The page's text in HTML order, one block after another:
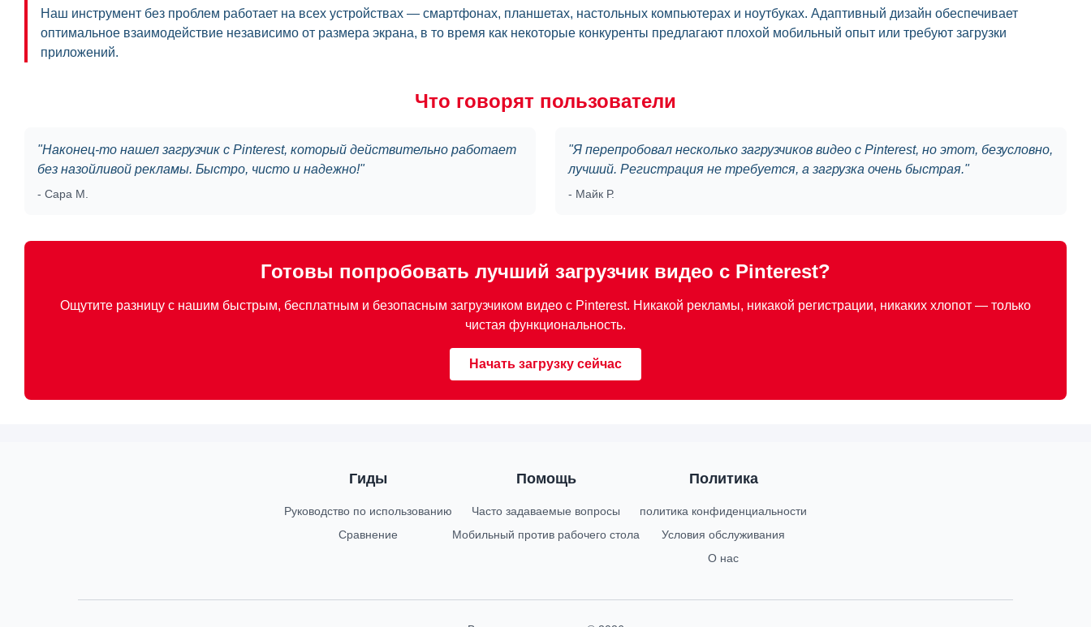
Наш инструмент без проблем работает на всех устройствах — смартфонах, планшетах, настольных компьютерах и ноутбуках. Адаптивный дизайн обеспечивает
оптимальное взаимодействие независимо от размера экрана, в то время как некоторые конкуренты предлагают плохой мобильный опыт или требуют загрузки
приложений.
Что говорят пользователи
"Наконец-то нашел загрузчик с Pinterest, который действительно работает
без назойливой рекламы. Быстро, чисто и надежно!"
- Сара М.
"Я перепробовал несколько загрузчиков видео с Pinterest, но этот, безусловно,
лучший. Регистрация не требуется, а загрузка очень быстрая."
- Майк Р.
Готовы попробовать лучший загрузчик видео с Pinterest?
Ощутите разницу с нашим быстрым, бесплатным и безопасным загрузчиком видео с Pinterest. Никакой рекламы, никакой регистрации, никаких хлопот — только
чистая функциональность.
Начать загрузку сейчас
Гиды
Руководство по использованию
Сравнение
Помощь
Часто задаваемые вопросы
Мобильный против рабочего стола
Политика
политика конфиденциальности
Условия обслуживания
О нас